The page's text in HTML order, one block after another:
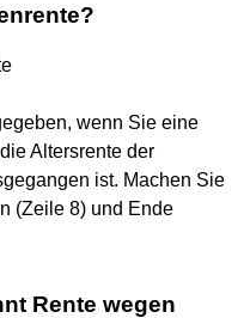
wenn Sie eine
Altersrente der
ist. Machen Sie
(Zeile 8) und Ende
Rente wegen